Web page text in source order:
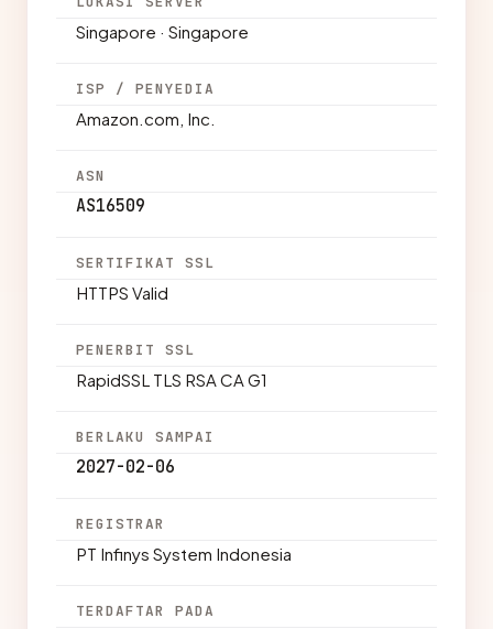
Singapore · Singapore
ISP / PENYEDIA
Amazon.com, Inc.
ASN
AS16509
SERTIFIKAT SSL
HTTPS Valid
PENERBIT SSL
RapidSSL TLS RSA CA G1
BERLAKU SAMPAI
2027-02-06
REGISTRAR
PT Infinys System Indonesia
TERDAFTAR PADA